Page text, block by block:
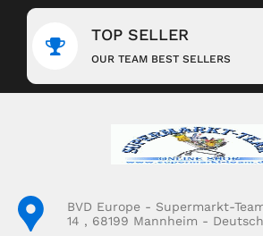
TOP SELLER
OUR TEAM BEST SELLERS
BVD Europe - Supermarkt-
14 , 68199 Mannheim -